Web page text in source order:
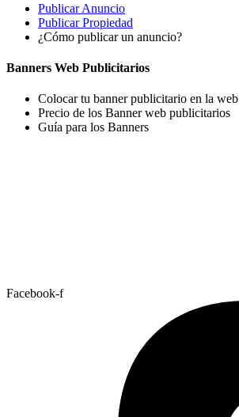
Publicar Anuncio
Publicar Propiedad
¿Cómo publicar un anuncio?
Banners Web Publicitarios
Colocar tu banner publicitario en la web
Precio de los Banner web publicitarios
Guía para los Banners
Facebook-f